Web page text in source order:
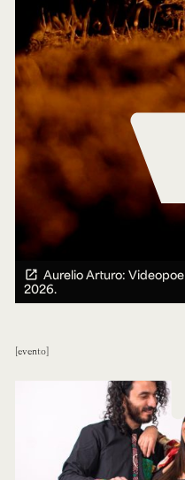
Aurelio Arturo:
2026.
evento